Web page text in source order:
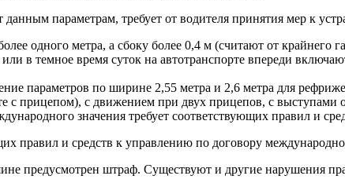
данным параметрам, требует от водителя принятия мер к
одного метра, а сбоку более 0,4 м (считают от
в темное время суток на автотранспорте впереди
параметров по ширине 2,55 метра и 2,6 метра для
с прицепом), с движением при двух прицепов, с выступами
значения требует соответствующих правил и
правил и средств к управлению по договору
предусмотрен штраф. Существуют и другие нарушения